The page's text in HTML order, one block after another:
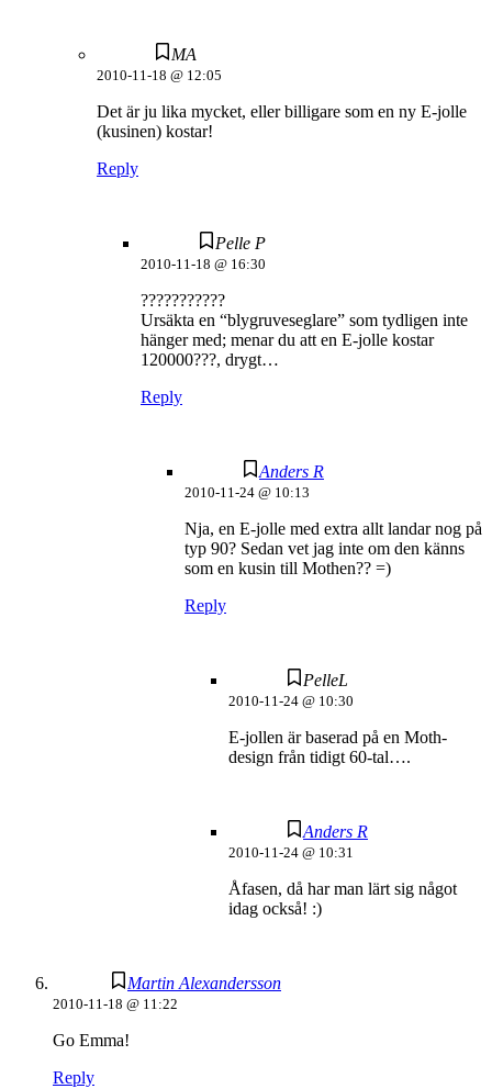
MA
2010-11-18 @ 12:05
Det är ju lika mycket, eller billigare som en ny E-jolle
(kusinen) kostar!
Reply
Pelle P
2010-11-18 @ 16:30
???????????
Ursäkta en “blygruveseglare” som tydligen inte
hänger med; menar du att en E-jolle kostar
120000???, drygt…
Reply
Anders R
2010-11-24 @ 10:13
Nja, en E-jolle med extra allt landar nog på
typ 90? Sedan vet jag inte om den känns
som en kusin till Mothen?? =)
Reply
PelleL
2010-11-24 @ 10:30
E-jollen är baserad på en Moth-
design från tidigt 60-tal….
Anders R
2010-11-24 @ 10:31
Åfasen, då har man lärt sig något
idag också! :)
Martin Alexandersson
2010-11-18 @ 11:22
Go Emma!
Reply